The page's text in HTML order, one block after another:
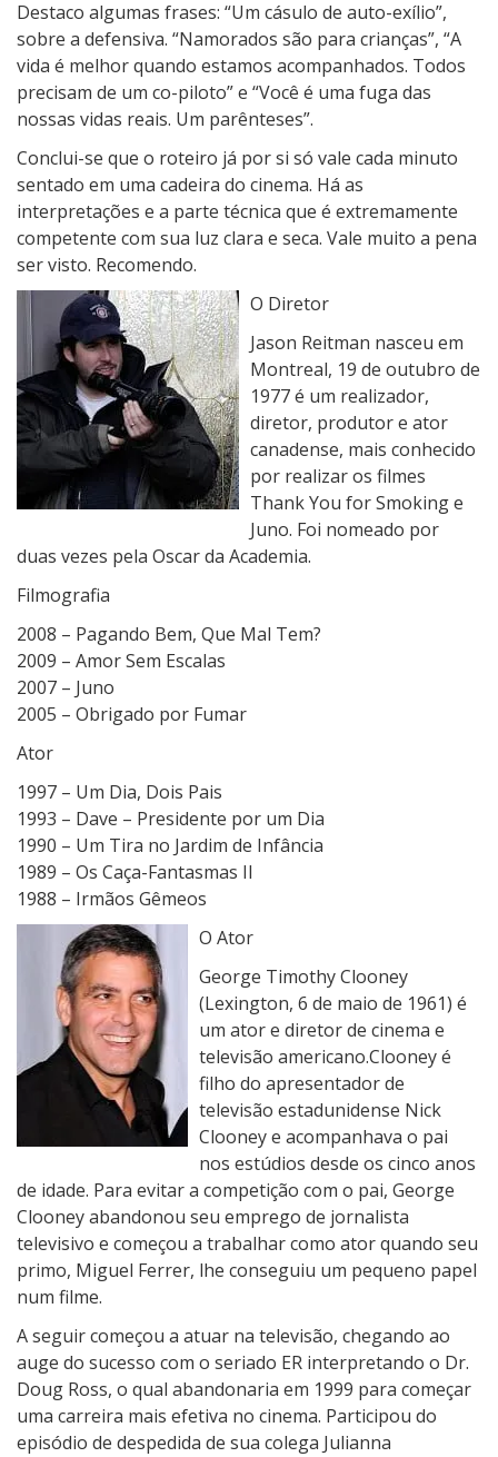
Destaco algumas frases: “Um cásulo de auto-exílio”,
sobre a defensiva. “Namorados são para crianças”, “A
vida é melhor quando estamos acompanhados. Todos
precisam de um co-piloto” e “Você é uma fuga das
nossas vidas reais. Um parênteses”.
Conclui-se que o roteiro já por si só vale cada minuto
sentado em uma cadeira do cinema. Há as
interpretações e a parte técnica que é extremamente
competente com sua luz clara e seca. Vale muito a pena
ser visto. Recomendo.
O Diretor
Jason Reitman nasceu em
Montreal, 19 de outubro de
1977 é um realizador,
diretor, produtor e ator
canadense, mais conhecido
por realizar os filmes
Thank You for Smoking e
Juno. Foi nomeado por
duas vezes pela Oscar da Academia.
Filmografia
2008 – Pagando Bem, Que Mal Tem?
2009 – Amor Sem Escalas
2007 – Juno
2005 – Obrigado por Fumar
Ator
1997 – Um Dia, Dois Pais
1993 – Dave – Presidente por um Dia
1990 – Um Tira no Jardim de Infância
1989 – Os Caça-Fantasmas II
1988 – Irmãos Gêmeos
O Ator
George Timothy Clooney
(Lexington, 6 de maio de 1961) é
um ator e diretor de cinema e
televisão americano.Clooney é
filho do apresentador de
televisão estadunidense Nick
Clooney e acompanhava o pai
nos estúdios desde os cinco anos
de idade. Para evitar a competição com o pai, George
Clooney abandonou seu emprego de jornalista
televisivo e começou a trabalhar como ator quando seu
primo, Miguel Ferrer, lhe conseguiu um pequeno papel
num filme.
A seguir começou a atuar na televisão, chegando ao
auge do sucesso com o seriado ER interpretando o Dr.
Doug Ross, o qual abandonaria em 1999 para começar
uma carreira mais efetiva no cinema. Participou do
episódio de despedida de sua colega Julianna